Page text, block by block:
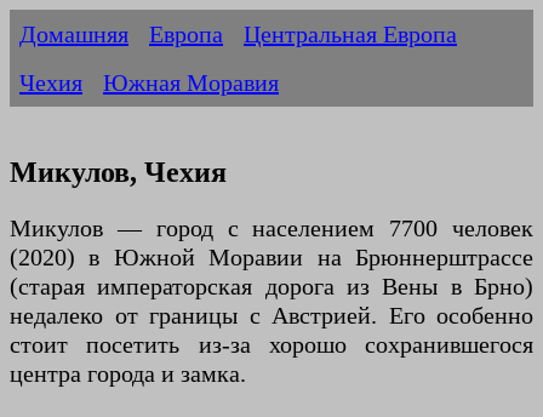
Домашняя Европа
Центральная Европа
Чехия
Южная Моравия
Микулов, Чехия
Микулов — город с населением 7700 человек
(2020) в Южной Моравии на Брюннерштрассе
(старая императорская дорога из Вены в Брно)
недалеко от границы с Австрией. Его особенно
стоит посетить из-за хорошо сохранившегося
центра города и замка.